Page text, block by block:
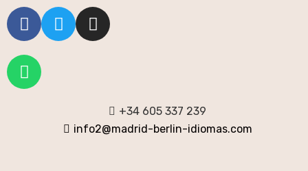
+34 605 337 239
info2@madrid-berlin-idiomas.com